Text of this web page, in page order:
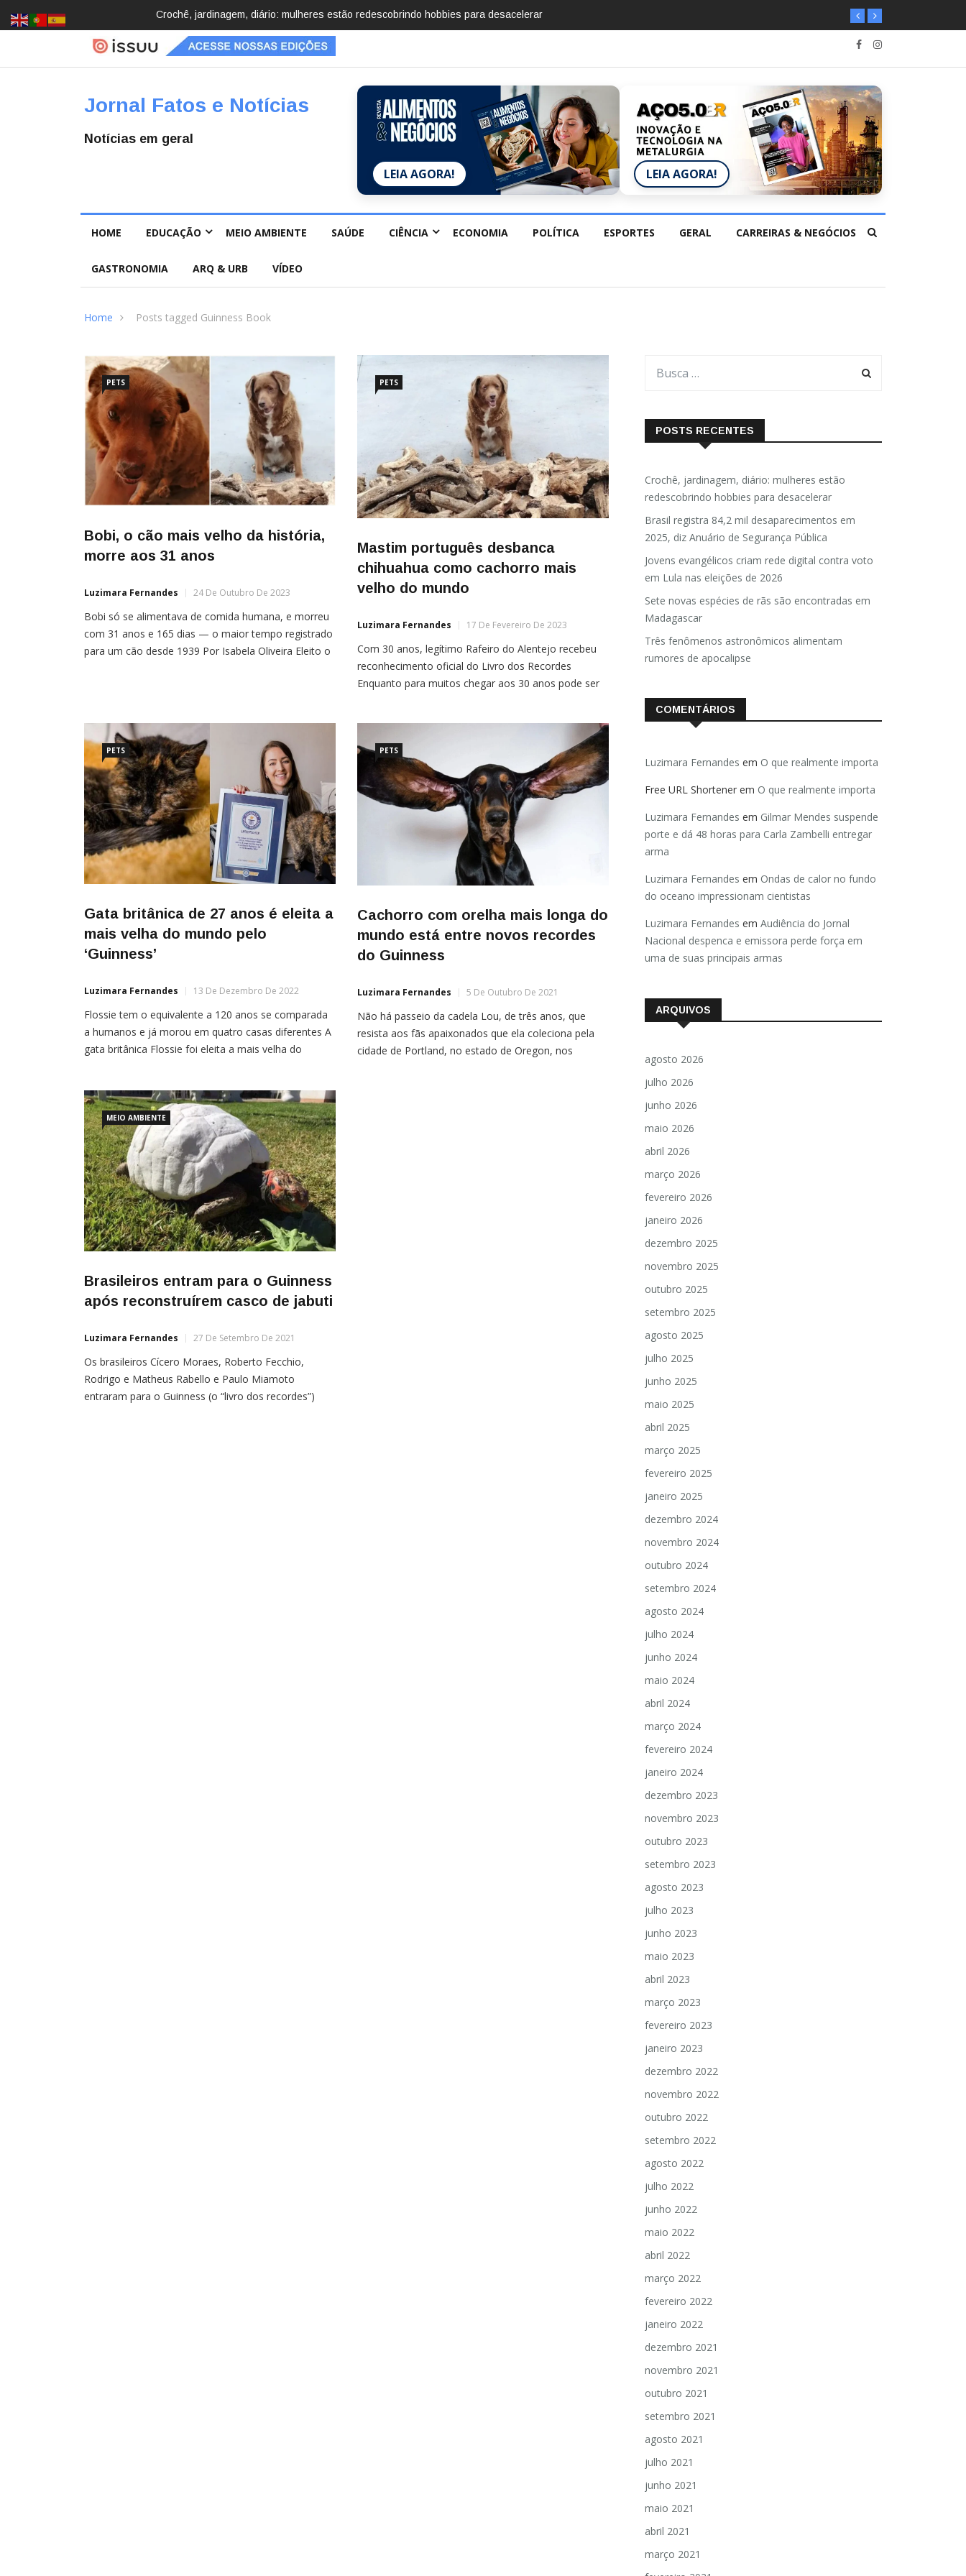
Brasil registra 84,2 mil desaparecimentos em 2025, diz Anuário de Segurança Pública
Jornal Fatos e Notícias
Notícias em geral
LEIA AGORA! LEIA AGORA!
HOME EDUCAÇÃO MEIO AMBIENTE SAÚDE CIÊNCIA ECONOMIA POLÍTICA ESPORTES GERAL CARREIRAS & NEGÓCIOS
GASTRONOMIA ARQ & URB VÍDEO
Home Posts tagged Guinness Book
PETS
Bobi, o cão mais velho da história,
morre aos 31 anos
Luzimara Fernandes 24 De Outubro De 2023
Bobi só se alimentava de comida humana, e morreu
com 31 anos e 165 dias — o maior tempo registrado
para um cão desde 1939 Por Isabela Oliveira Eleito o
PETS
Mastim português desbanca
chihuahua como cachorro mais
velho do mundo
Luzimara Fernandes 17 De Fevereiro De 2023
Com 30 anos, legítimo Rafeiro do Alentejo recebeu
reconhecimento oficial do Livro dos Recordes
Enquanto para muitos chegar aos 30 anos pode ser
reconhecimento oficial do Guinness World Records
como o cachorro vivo mais […]
PETS
Gata britânica de 27 anos é eleita a
mais velha do mundo pelo
‘Guinness’
Luzimara Fernandes 13 De Dezembro De 2022
Flossie tem o equivalente a 120 anos se comparada
a humanos e já morou em quatro casas diferentes A
gata britânica Flossie foi eleita a mais velha do
possui o equivalente a 120 anos se comparada […]
PETS
Cachorro com orelha mais longa do
mundo está entre novos recordes
do Guinness
Luzimara Fernandes 5 De Outubro De 2021
Não há passeio da cadela Lou, de três anos, que
resista aos fãs apaixonados que ela coleciona pela
cidade de Portland, no estado de Oregon, nos
MEIO AMBIENTE
Brasileiros entram para o Guinness
após reconstruírem casco de jabuti
Luzimara Fernandes 27 De Setembro De 2021
Os brasileiros Cícero Moraes, Roberto Fecchio,
Rodrigo e Matheus Rabello e Paulo Miamoto
entraram para o Guinness (o “livro dos recordes”)
POSTS RECENTES
Crochê, jardinagem, diário: mulheres estão
redescobrindo hobbies para desacelerar
Brasil registra 84,2 mil desaparecimentos em
2025, diz Anuário de Segurança Pública
Jovens evangélicos criam rede digital contra voto
em Lula nas eleições de 2026
Sete novas espécies de rãs são encontradas em
Madagascar
Três fenômenos astronômicos alimentam
rumores de apocalipse
COMENTÁRIOS
Luzimara Fernandes em O que realmente importa
Free URL Shortener em O que realmente importa
Luzimara Fernandes em Gilmar Mendes suspende
porte e dá 48 horas para Carla Zambelli entregar
arma
Luzimara Fernandes em Ondas de calor no fundo
do oceano impressionam cientistas
Luzimara Fernandes em Audiência do Jornal
Nacional despenca e emissora perde força em
uma de suas principais armas
ARQUIVOS
agosto 2026
julho 2026
junho 2026
maio 2026
abril 2026
março 2026
fevereiro 2026
janeiro 2026
dezembro 2025
novembro 2025
outubro 2025
setembro 2025
agosto 2025
julho 2025
junho 2025
maio 2025
abril 2025
março 2025
fevereiro 2025
janeiro 2025
dezembro 2024
novembro 2024
outubro 2024
setembro 2024
agosto 2024
julho 2024
junho 2024
maio 2024
abril 2024
março 2024
fevereiro 2024
janeiro 2024
dezembro 2023
novembro 2023
outubro 2023
setembro 2023
agosto 2023
julho 2023
junho 2023
maio 2023
abril 2023
março 2023
fevereiro 2023
janeiro 2023
dezembro 2022
novembro 2022
outubro 2022
setembro 2022
agosto 2022
julho 2022
junho 2022
maio 2022
abril 2022
março 2022
fevereiro 2022
janeiro 2022
dezembro 2021
novembro 2021
outubro 2021
setembro 2021
agosto 2021
julho 2021
junho 2021
maio 2021
abril 2021
março 2021